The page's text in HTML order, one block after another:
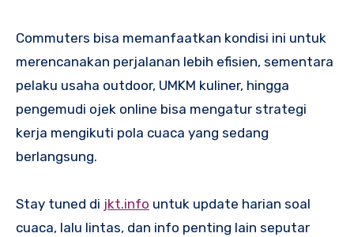
Commuters bisa memanfaatkan kondisi ini untuk
merencanakan perjalanan lebih efisien, sementara
pelaku usaha outdoor, UMKM kuliner, hingga
pengemudi ojek online bisa mengatur strategi
kerja mengikuti pola cuaca yang sedang
berlangsung.
Stay tuned di jkt.info untuk update harian soal
cuaca, lalu lintas, dan info penting lain seputar